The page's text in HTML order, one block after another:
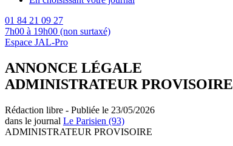
01 84 21 09 27
7h00 à 19h00 (non surtaxé)
Espace JAL-Pro
ANNONCE LÉGALE
ADMINISTRATEUR PROVISOIRE
Rédaction libre - Publiée le 23/05/2026
dans le journal Le Parisien (93)
ADMINISTRATEUR PROVISOIRE